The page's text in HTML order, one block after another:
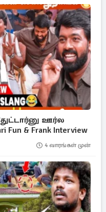
ஊர்ல
& Frank Interview
4 வாரங்கள் முன்